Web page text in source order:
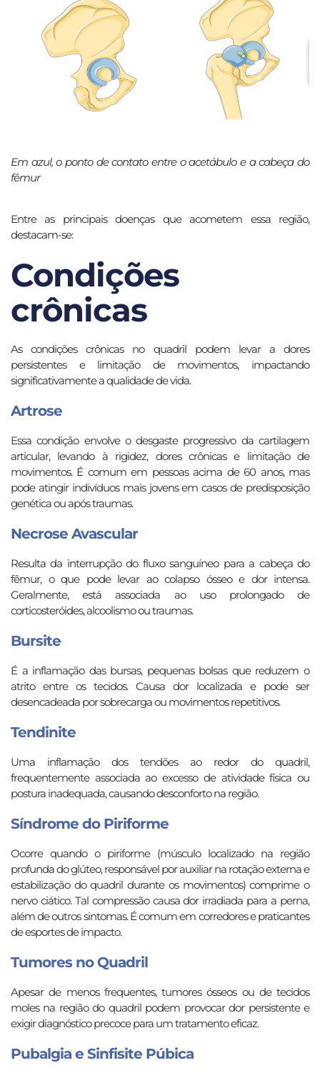
Em azul, o ponto de contato entre o acetábulo e a cabeça do
fêmur
Entre as principais doenças que acometem essa região,
destacam-se:
Condições
crônicas
As condições crônicas no quadril podem levar a dores
persistentes e limitação de movimentos, impactando
significativamente a qualidade de vida.
Artrose
Essa condição envolve o desgaste progressivo da cartilagem
articular, levando à rigidez, dores crônicas e limitação de
movimentos. É comum em pessoas acima de 60 anos, mas
pode atingir indivíduos mais jovens em casos de predisposição
genética ou após traumas.
Necrose Avascular
Resulta da interrupção do fluxo sanguíneo para a cabeça do
fêmur, o que pode levar ao colapso ósseo e dor intensa.
Geralmente, está associada ao uso prolongado de
corticosteróides, alcoolismo ou traumas.
Bursite
É a inflamação das bursas, pequenas bolsas que reduzem o
atrito entre os tecidos. Causa dor localizada e pode ser
desencadeada por sobrecarga ou movimentos repetitivos.
Tendinite
Uma inflamação dos tendões ao redor do quadril,
frequentemente associada ao excesso de atividade física ou
postura inadequada, causando desconforto na região.
Síndrome do Piriforme
Ocorre quando o piriforme (músculo localizado na região
profunda do glúteo, responsável por auxiliar na rotação externa e
estabilização do quadril durante os movimentos) comprime o
nervo ciático. Tal compressão causa dor irradiada para a perna,
além de outros sintomas. É comum em corredores e praticantes
de esportes de impacto.
Tumores no Quadril
Apesar de menos frequentes, tumores ósseos ou de tecidos
moles na região do quadril podem provocar dor persistente e
exigir diagnóstico precoce para um tratamento eficaz.
Pubalgia e Sinfisite Púbica